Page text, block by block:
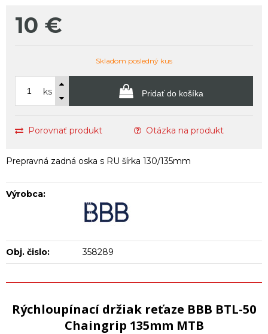
10 €
Skladom posledný kus
ks Pridať do košíka
Porovnať produkt Otázka na produkt
Prepravná zadná oska s RU šírka 130/135mm
Výrobca:
Obj. čislo: 358289
Rýchloupínací držiak reťaze BBB BTL-50
Chaingrip 135mm MTB